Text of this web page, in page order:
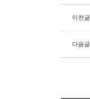
이전글
다음글